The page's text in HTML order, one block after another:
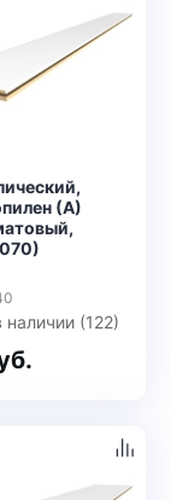
(А)
наличии (122)